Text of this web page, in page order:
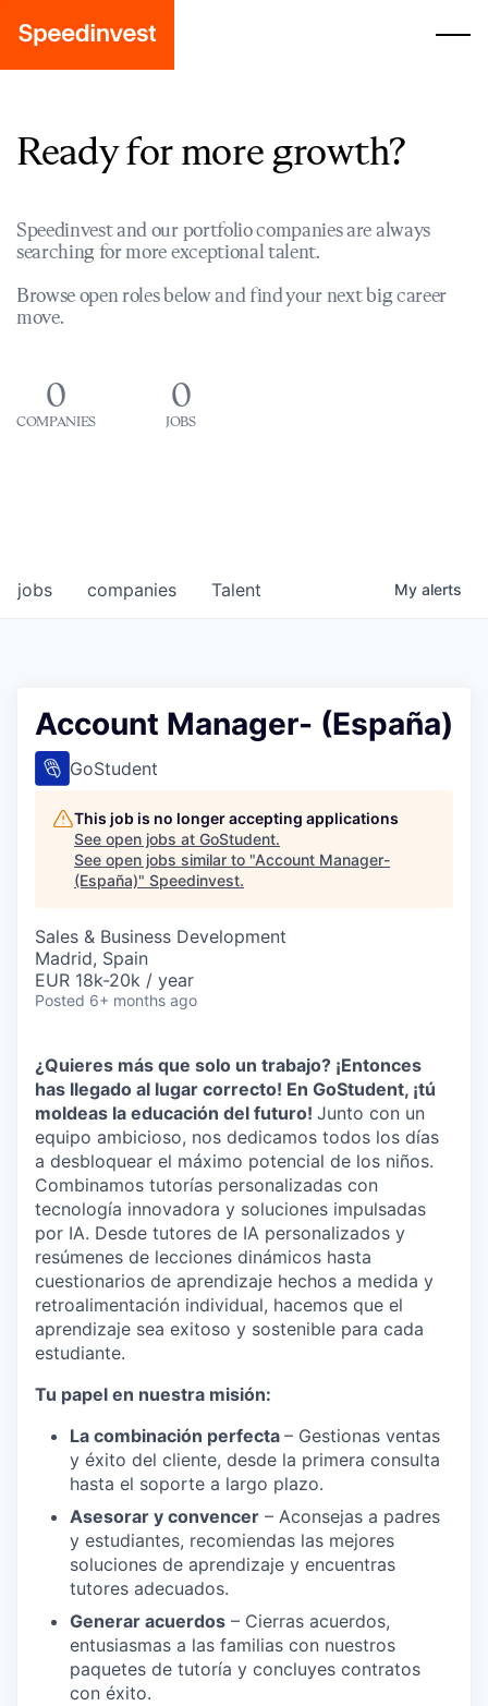
Ready for more growth?
Speedinvest and our portfolio companies are always
searching for more exceptional talent.
Browse open roles below and find your next big career
move.
0
COMPANIES
0
JOBS
jobs companies Talent My alerts
Account Manager- (España)
GoStudent
This job is no longer accepting applications
See open jobs at GoStudent.
See open jobs similar to "Account Manager-
(España)" Speedinvest.
Sales & Business Development
Madrid, Spain
EUR 18k-20k / year
Posted 6+ months ago
¿Quieres más que solo un trabajo? ¡Entonces
has llegado al lugar correcto! En GoStudent, ¡tú
moldeas la educación del futuro! Junto con un
equipo ambicioso, nos dedicamos todos los días
a desbloquear el máximo potencial de los niños.
Combinamos tutorías personalizadas con
tecnología innovadora y soluciones impulsadas
por IA. Desde tutores de IA personalizados y
resúmenes de lecciones dinámicos hasta
cuestionarios de aprendizaje hechos a medida y
retroalimentación individual, hacemos que el
aprendizaje sea exitoso y sostenible para cada
estudiante.
Tu papel en nuestra misión:
La combinación perfecta – Gestionas ventas
y éxito del cliente, desde la primera consulta
hasta el soporte a largo plazo.
Asesorar y convencer – Aconsejas a padres
y estudiantes, recomiendas las mejores
soluciones de aprendizaje y encuentras
tutores adecuados.
Generar acuerdos – Cierras acuerdos,
entusiasmas a las familias con nuestros
paquetes de tutoría y concluyes contratos
con éxito.